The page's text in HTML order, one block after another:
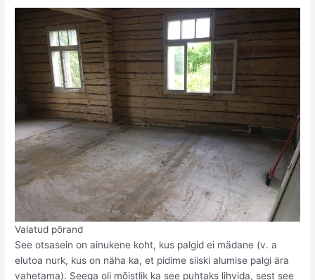
Valatud põrand
See otsasein on ainukene koht, kus palgid ei mädane (v. a
elutoa nurk, kus on näha ka, et pidime siiski alumise palgi ära
vahetama). Seega oli mõistlik ka see puhtaks lihvida, sest see